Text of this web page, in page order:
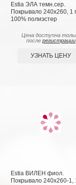
Estia ЭЛА темн.сер.
Покрывало 240х260, 1
100% полиэстер
Цена доступна
после регистрации
УЗНАТЬ ЦЕНУ
Estia ВИЛЕН фиол.
Покрывало 240х260-1,